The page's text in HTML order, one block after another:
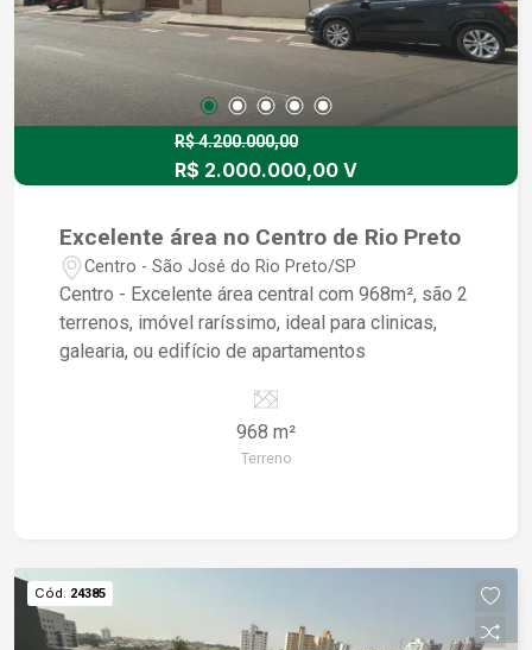
R$ 4.200.000,00
R$ 2.000.000,00 V
Excelente área no Centro de Rio Preto
Centro - São José do Rio Preto/SP
Centro - Excelente área central com 968m², são 2
terrenos, imóvel raríssimo, ideal para clinicas,
galearia, ou edifício de apartamentos
968 m²
Terreno
Cód. 24385